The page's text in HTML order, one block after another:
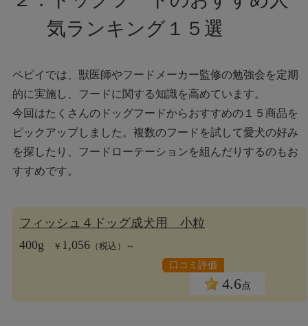
気ランキング１５選
ペピイでは、獣医師やフードメーカー監修の勉強会を定期
的に実施し、フードに関する知識を高めています。
今回はたくさんのドッグフードからおすすめの１５商品を
ピックアップしました。複数のフードを試して愛犬の好み
を探したり、フードローテーションを組んだりするのもお
すすめです。
フィッシュ４ドッグ成犬用 小粒
400g ￥ 1,056 （税込）～
口コミ評価
4.6点